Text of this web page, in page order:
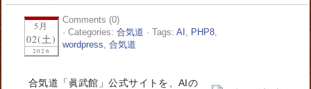
5月
02(土)
2026
Comments (0)
· Categories: 合気道 · Tags: AI , PHP8,
wordpress, 合気道
合気道「眞武館」公式サイトを、AIの